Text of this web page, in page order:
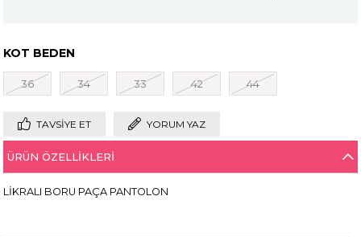
KOT BEDEN
36 34 33 42 44
TAVSIYE ET YORUM YAZ
ÜRÜN ÖZELLIKLERI
LİKRALI BORU PAÇA PANTOLON